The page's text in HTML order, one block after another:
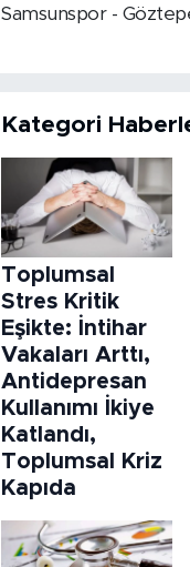
Samsunspor -
Kategori
Toplumsal
Stres Kritik
Eşikte: İntihar
Vakaları Arttı,
Antidepresan
Kullanımı İkiye
Katlandı,
Toplumsal Kriz
Kapıda